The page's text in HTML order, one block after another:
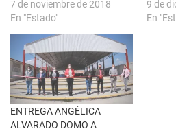
u
e
v
)
r
a
v
e
n
t
a
n
a
n
7 de noviembre de 2018
En "Estado"
9 de
En
ENTREGA ANGÉLICA
ALVARADO DOMO A